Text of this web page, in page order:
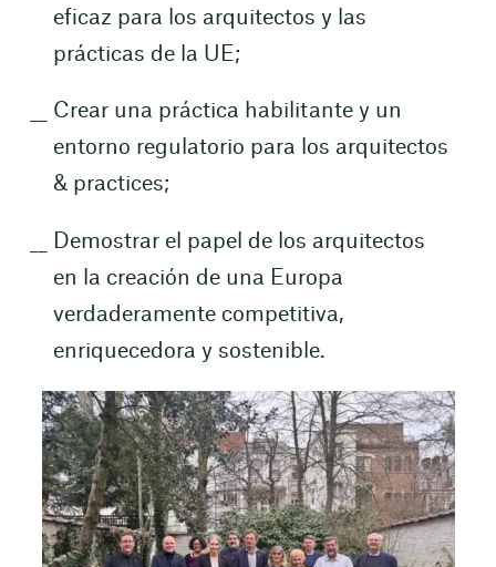
eficaz para los arquitectos y las
prácticas de la UE;
Crear una práctica habilitante y un
entorno regulatorio para los arquitectos
& practices;
Demostrar el papel de los arquitectos
en la creación de una Europa
verdaderamente competitiva,
enriquecedora y sostenible.